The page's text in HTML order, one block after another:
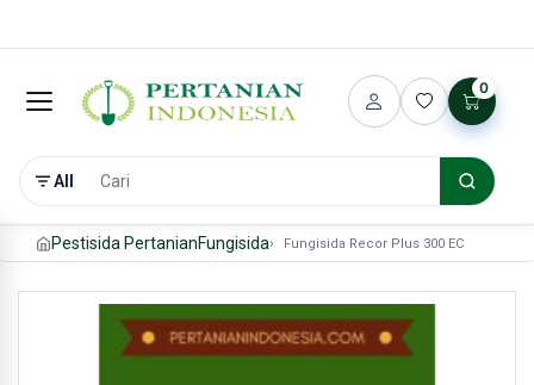
All
0
Pestisida PertanianFungisida Fungisida Recor Plus 300 EC